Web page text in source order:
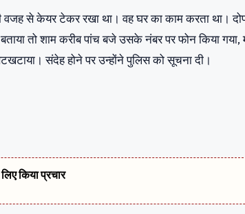
वजह से केयर टेकर रखा था। वह घर का काम करता था।
तो शाम करीब पांच बजे उसके नंबर पर फोन किया गया,
संदेह होने पर उन्होंने पुलिस को सूचना दी।
किया प्रचार